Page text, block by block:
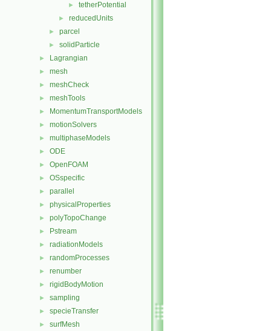
► tetherPotential
► reducedUnits
► parcel
► solidParticle
► Lagrangian
► mesh
► meshCheck
► meshTools
► MomentumTransportModels
► motionSolvers
► multiphaseModels
► ODE
► OpenFOAM
► OSspecific
► parallel
► physicalProperties
► polyTopoChange
► Pstream
► radiationModels
► randomProcesses
► renumber
► rigidBodyMotion
► sampling
► specieTransfer
► surfMesh